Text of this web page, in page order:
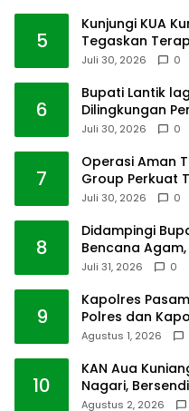
5
Kunjungi KUA
Tegaskan
Juli 30, 2026 0
6
Bupati Lantik
Dilingkungan
Juli 30, 2026 0
7
Operasi Aman
Group Perkuat
Juli 30, 2026 0
8
Didampingi
Bencana
Juli 31, 2026 0
9
Kapolres
Polres dan
Agustus 1, 2026
10
KAN Aua
Nagari,
Agustus 2, 2026